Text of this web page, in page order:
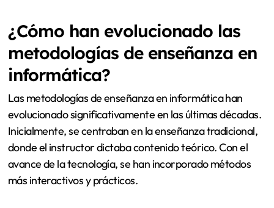
¿Cómo han evolucionado las
metodologías de enseñanza en
informática?
Las metodologías de enseñanza en informática han
evolucionado significativamente en las últimas décadas.
Inicialmente, se centraban en la enseñanza tradicional,
donde el instructor dictaba contenido teórico. Con el
avance de la tecnología, se han incorporado métodos
más interactivos y prácticos.